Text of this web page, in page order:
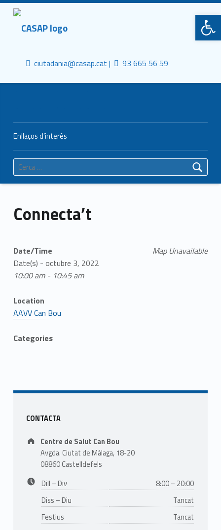
Obre la barra d'eines
ciutadania@casap.cat |
93 665 56 59
Header info sidebar
Enllaços d’interès
Cerca:
Connecta’t
Map Unavailable
Date/Time
Date(s) - octubre 3, 2022
10:00 am - 10:45 am
Location
AAVV Can Bou
Categories
Sidebar
CONTACTA
Address:
Centre de Salut Can Bou
Avgda. Ciutat de Màlaga, 18-20
08860 Castelldefels
Business hours:
Dill – Div
8:00 – 20:00
Diss – Diu
Tancat
Festius
Tancat